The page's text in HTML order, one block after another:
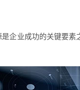
企业成功的关键要